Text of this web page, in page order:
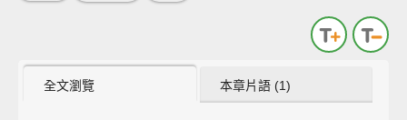
全文瀏覽 本章片語 (1)